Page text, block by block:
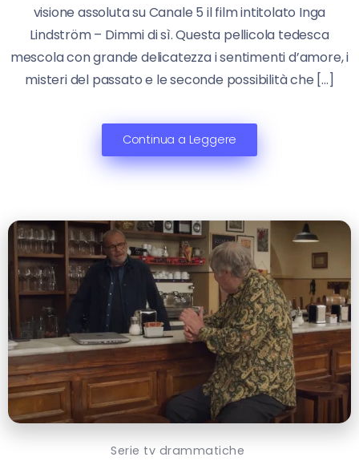
visione assoluta su Canale 5 il film intitolato Inga
Lindström – Dimmi di sì. Questa pellicola tedesca
mescola con grande delicatezza i sentimenti d’amore, i
misteri del passato e le seconde possibilità che […]
Continua a Leggere
Serie tv drammatiche